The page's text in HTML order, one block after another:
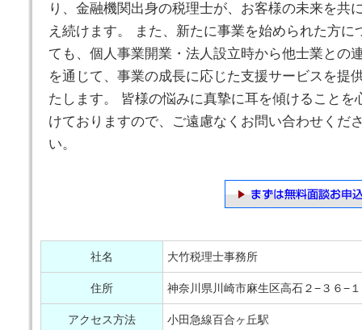
り、金融機関出身の税理士が、お客様の未来を共
え続けます。 また、新たに事業を始められた方に
ても、個人事業開業・法人設立時から他士業との
を通じて、事業の成長に応じた支援サービスを提
たします。 皆様の悩みに真摯に耳を傾けることを
けておりますので、ご遠慮なくお問い合わせくだ
い。
社名 大竹税理士事務所
住所 神奈川県川崎市麻生区高石２−３６−
アクセス方法 小田急線百合ヶ丘駅